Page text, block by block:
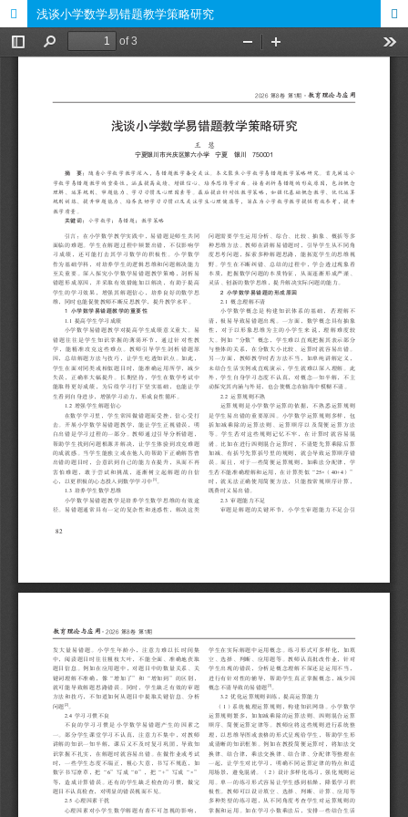
浅谈小学数学易错题教学策略研究